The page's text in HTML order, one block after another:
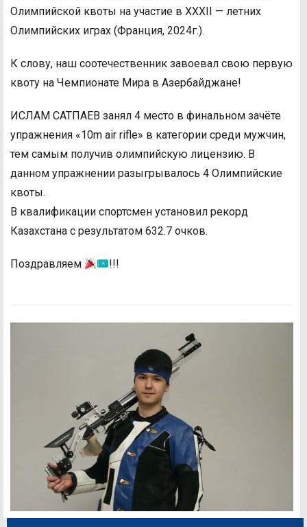
Олимпийской квоты на участие в XXXII — летних
Олимпийских играх (Франция, 2024г.).
К слову, наш соотечественник завоевал свою первую
квоту на Чемпионате Мира в Азербайджане!
ИСЛАМ САТПАЕВ занял 4 место в финальном зачёте
упражнения «10m air rifle» в категории среди мужчин,
тем самым получив олимпийскую лицензию. В
данном упражнении разыгрывалось 4 Олимпийские
квоты.
В квалификации спортсмен установил рекорд
Казахстана с результатом 632.7 очков.
Поздравляем !!!